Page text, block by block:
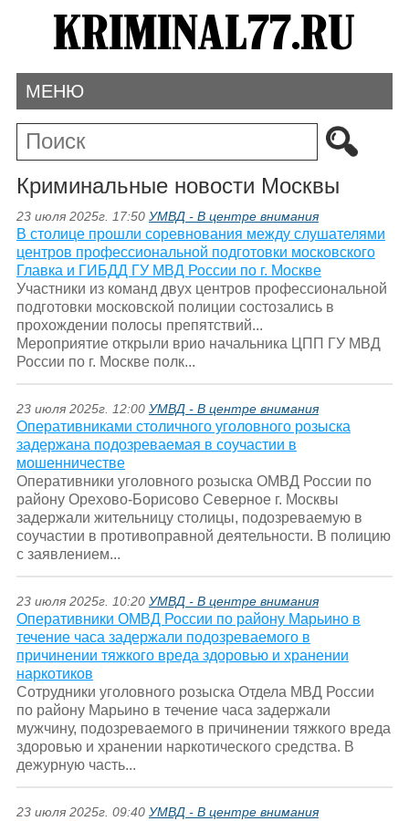
МЕНЮ
Криминальные новости Москвы
23 июля 2025г. 17:50 УМВД - В центре внимания
В столице прошли соревнования между слушателями
центров профессиональной подготовки московского
Главка и ГИБДД ГУ МВД России по г. Москве
Участники из команд двух центров профессиональной
подготовки московской полиции состозались в
прохождении полосы препятствий...
Мероприятие открыли врио начальника ЦПП ГУ МВД
России по г. Москве полк...
23 июля 2025г. 12:00 УМВД - В центре внимания
Оперативниками столичного уголовного розыска
задержана подозреваемая в соучастии в
мошенничестве
Оперативники уголовного розыска ОМВД России по
району Орехово-Борисово Северное г. Москвы
задержали жительницу столицы, подозреваемую в
соучастии в противоправной деятельности. В полицию
с заявлением...
23 июля 2025г. 10:20 УМВД - В центре внимания
Оперативники ОМВД России по району Марьино в
течение часа задержали подозреваемого в
причинении тяжкого вреда здоровью и хранении
наркотиков
Сотрудники уголовного розыска Отдела МВД России
по району Марьино в течение часа задержали
мужчину, подозреваемого в причинении тяжкого вреда
здоровью и хранении наркотического средства. В
дежурную часть...
23 июля 2025г. 09:40 УМВД - В центре внимания